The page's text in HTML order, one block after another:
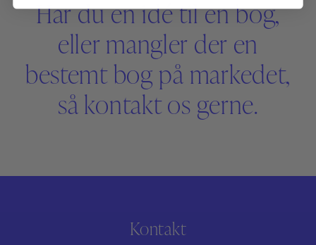
Har du en idé til en bog,
eller mangler der en
bestemt bog på markedet,
så kontakt os gerne.
Kontakt